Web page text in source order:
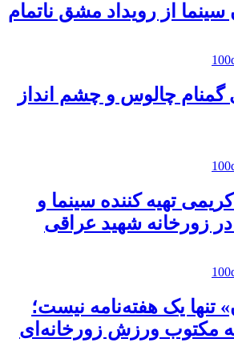
سینما از رویداد مشق ناتمام
گمنام چالوس و چشم انداز
تهیه کننده سینما و
زورخانه شهید عراقی
یک هفته‌نامه نیست؛
مکتوب ورزش زورخانه‌ای